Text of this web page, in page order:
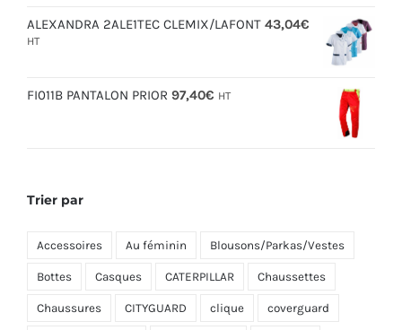
ALEXANDRA 2ALE1TEC CLEMIX/LAFONT 43,04€
HT
FI011B PANTALON PRIOR 97,40€ HT
Trier par
Accessoires Au féminin Blousons/Parkas/Vestes
Bottes Casques CATERPILLAR Chaussettes
Chaussures CITYGUARD clique coverguard